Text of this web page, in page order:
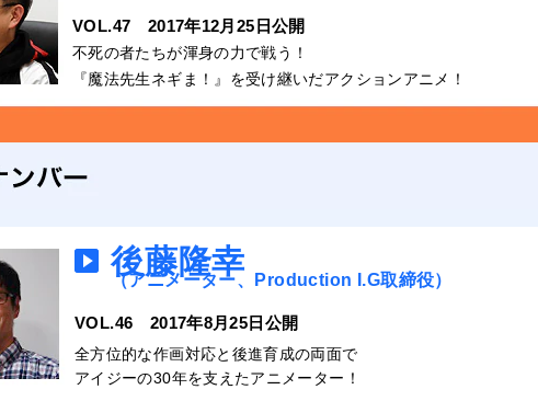
VOL.47 2017年12月25日公開
不死の者たちが渾身の力で戦う！
『魔法先生ネギま！』を受け継いだアクションアニメ！
後藤隆幸
（アニメーター、Production I.G取締役）
VOL.46 2017年8月25日公開
全方位的な作画対応と後進育成の両面で
アイジーの30年を支えたアニメーター！